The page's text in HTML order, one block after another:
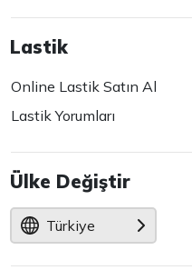
Lastik
Online Lastik Satın Al
Lastik Yorumları
Ülke Değiştir
Türkiye